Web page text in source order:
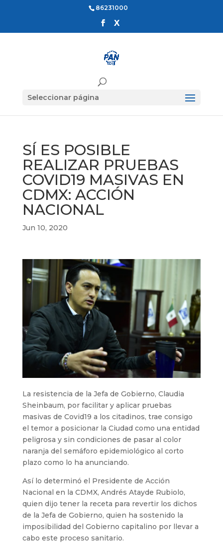
86231000
Seleccionar página
SÍ ES POSIBLE
REALIZAR PRUEBAS
COVID19 MASIVAS EN
CDMX: ACCIÓN
NACIONAL
Jun 10, 2020
La resistencia de la Jefa de Gobierno, Claudia
Sheinbaum, por facilitar y aplicar pruebas
masivas de Covid19 a los citadinos, trae consigo
el temor a posicionar la Ciudad como una entidad
peligrosa y sin condiciones de pasar al color
naranja del semáforo epidemiológico al corto
plazo como lo ha anunciando.
Así lo determinó el Presidente de Acción
Nacional en la CDMX, Andrés Atayde Rubiolo,
quien dijo tener la receta para revertir los dichos
de la Jefa de Gobierno, quien ha sostenido la
imposibilidad del Gobierno capitalino por llevar a
cabo este proceso sanitario.